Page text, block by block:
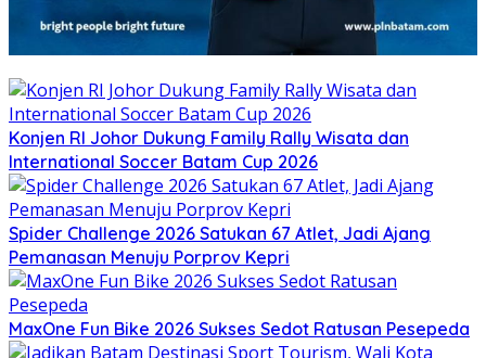
Konjen RI Johor Dukung Family Rally Wisata dan
International Soccer Batam Cup 2026
Spider Challenge 2026 Satukan 67 Atlet, Jadi Ajang
Pemanasan Menuju Porprov Kepri
MaxOne Fun Bike 2026 Sukses Sedot Ratusan Pesepeda